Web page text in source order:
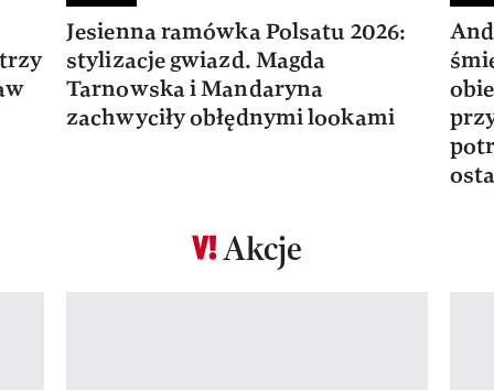
Jesienna ramówka Polsatu 2026:
stylizacje gwiazd. Magda
Tarnowska i Mandaryna
zachwyciły obłędnymi lookami
Akcje